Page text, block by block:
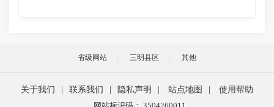
省级网站 三明县区 其他
关于我们 联系我们 隐私声明 站点地图
使用帮助